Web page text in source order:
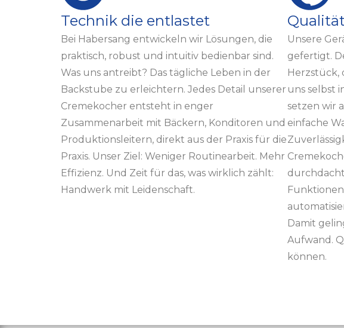
Technik die entlastet
Bei Habersang entwickeln wir Lösungen, die
praktisch, robust und intuitiv bedienbar sind.
Was uns antreibt? Das tägliche Leben in der
Backstube zu erleichtern. Jedes Detail unserer
Cremekocher entsteht in enger
Zusammenarbeit mit Bäckern, Konditoren und
Produktionsleitern, direkt aus der Praxis für die
Praxis. Unser Ziel: Weniger Routinearbeit. Mehr
Effizienz. Und Zeit für das, was wirklich zählt:
Handwerk mit Leidenschaft.
Unsere
gefertigt.
Herzstück,
uns selbst
setzen wir
einfache
Damit
Aufwand.
können.